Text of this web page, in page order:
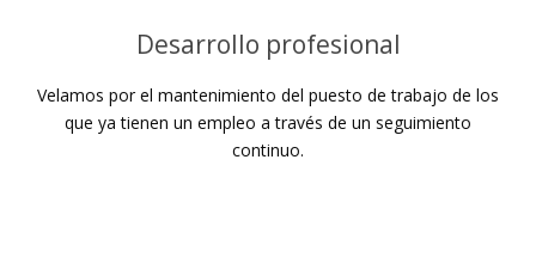
Desarrollo profesional
Velamos por el mantenimiento del puesto de trabajo de los
que ya tienen un empleo a través de un seguimiento
continuo.